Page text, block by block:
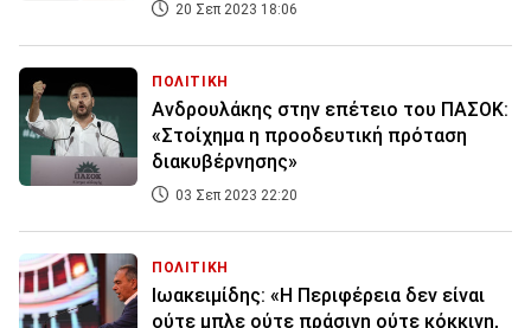
20 Σεπ 2023 18:06
ΠΟΛΙΤΙΚΗ
Ανδρουλάκης στην επέτειο του ΠΑΣΟΚ:
«Στοίχημα η προοδευτική πρόταση
διακυβέρνησης»
03 Σεπ 2023 22:20
ΠΟΛΙΤΙΚΗ
Ιωακειμίδης: «Η Περιφέρεια δεν είναι
ούτε μπλε ούτε πράσινη ούτε κόκκινη,